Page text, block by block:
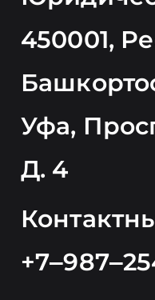
450001,
Уфа,
Д. 4